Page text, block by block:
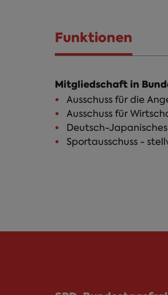
Person
Funktionen
(aktiver
Mitgliedschaft in
Ausschuss für die
Ausschuss für
Deutsch-
Sportausschuss -